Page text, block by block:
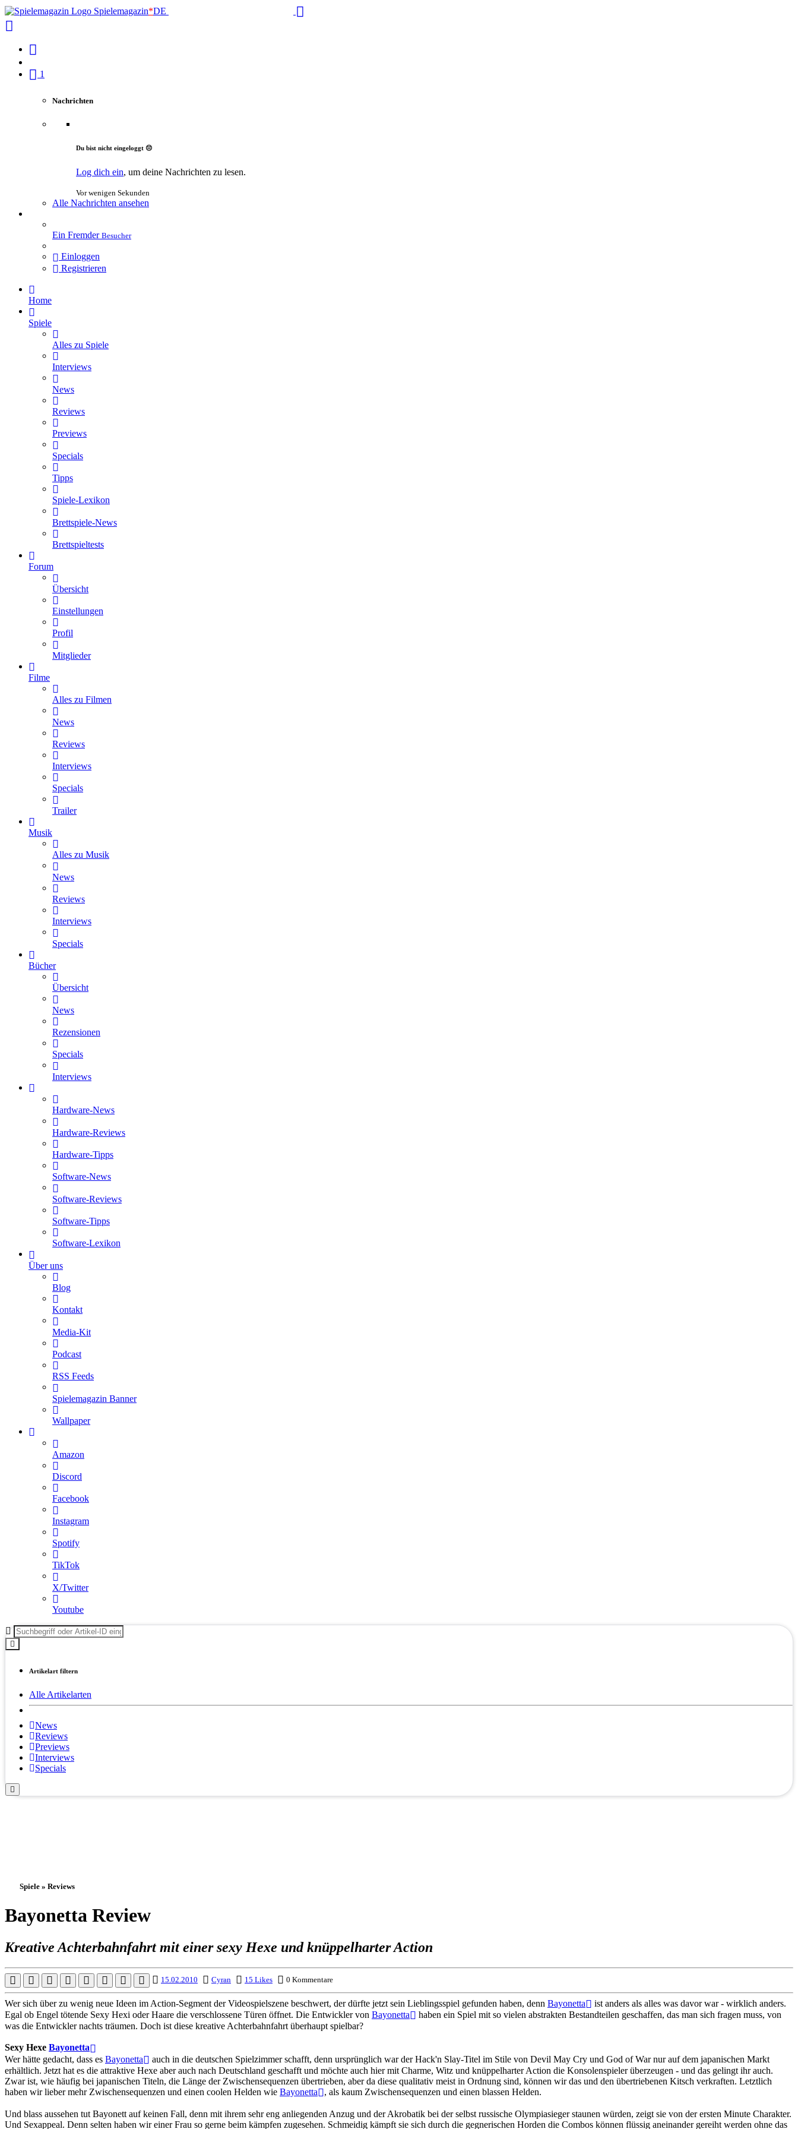
Spielemagazin*DE
1
Nachrichten
Du bist nicht eingeloggt 😔
Log dich ein, um deine Nachrichten zu lesen.
Vor wenigen Sekunden
Alle Nachrichten ansehen
Ein Fremder Besucher
Einloggen
Registrieren
Home
Spiele
Alles zu Spiele
Interviews
News
Reviews
Previews
Specials
Tipps
Spiele-Lexikon
Brettspiele-News
Brettspieltests
Forum
Übersicht
Einstellungen
Profil
Mitglieder
Filme
Alles zu Filmen
News
Reviews
Interviews
Specials
Trailer
Musik
Alles zu Musik
News
Reviews
Interviews
Specials
Bücher
Übersicht
News
Rezensionen
Specials
Interviews
Hardware-News
Hardware-Reviews
Hardware-Tipps
Software-News
Software-Reviews
Software-Tipps
Software-Lexikon
Über uns
Blog
Kontakt
Media-Kit
Podcast
RSS Feeds
Spielemagazin Banner
Wallpaper
Amazon
Discord
Facebook
Instagram
Spotify
TikTok
X/Twitter
Youtube
Artikelart filtern
Alle Artikelarten
News
Reviews
Previews
Interviews
Specials
Spiele » Reviews
Bayonetta Review
Kreative Achterbahnfahrt mit einer sexy Hexe und knüppelharter Action
15.02.2010 Cyran 15 Likes 0 Kommentare
Wer sich über zu wenig neue Ideen im Action-Segment der Videospielszene beschwert, der dürfte jetzt sein Lieblingsspiel gefunden haben, denn Bayonetta
ist anders als alles was davor war - wirklich anders.
Egal ob Engel tötende Sexy Hexi oder Haare die verschlossene Türen öffnet. Die Entwickler von Bayonetta
haben ein Spiel mit so vielen abstrakten Bestandteilen geschaffen, das man sich fragen muss, von
was die Entwickler nachts träumen. Doch ist diese kreative Achterbahnfahrt überhaupt spielbar?
Sexy Hexe Bayonetta
Wer hätte gedacht, dass es Bayonetta
auch in die deutschen Spielzimmer schafft, denn ursprünglich war der Hack'n Slay-Titel im Stile von Devil May Cry und God of War nur auf dem japanischen Markt
erhältlich. Jetzt hat es die attraktive Hexe aber auch nach Deutschland geschafft und möchte auch hier mit Charme, Witz und knüppelharter Action die Konsolenspieler überzeugen - und das gelingt ihr auch.
Zwar ist, wie häufig bei japanischen Titeln, die Länge der Zwischensequenzen übertrieben, aber da diese qualitativ meist in Ordnung sind, können wir das und den übertriebenen Kitsch verkraften. Letztlich
haben wir lieber mehr Zwischensequenzen und einen coolen Helden wie Bayonetta , als kaum Zwischensequenzen und einen blassen Helden.
Und blass aussehen tut Bayonett auf keinen Fall, denn mit ihrem sehr eng anliegenden Anzug und der Akrobatik bei der selbst russische Olympiasieger staunen würden, zeigt sie von der ersten Minute Charakter.
Und Sexappeal. Denn selten haben wir einer Frau so gerne beim kämpfen zugesehen. Schmeidig kämpft sie sich durch die gegnerischen Horden die Combos können flüssig aneinander gereiht werden ohne das